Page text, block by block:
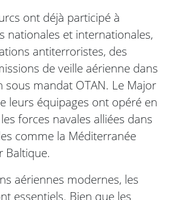
ont déjà participé à
nationales et internationales,
antiterroristes, des
de veille aérienne dans
sous mandat OTAN. Le Major
leurs équipages ont opéré en
forces navales alliées dans
comme la Méditerranée
Baltique.
aériennes modernes, les
essentiels. Bien que les